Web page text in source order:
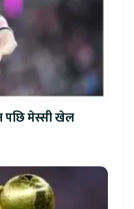
पछि मेस्सी खेल